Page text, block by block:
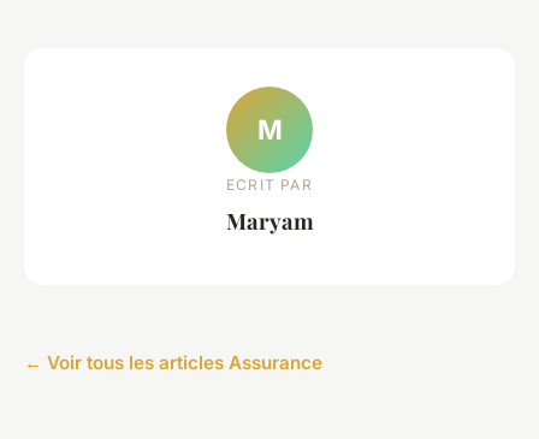
M
ECRIT PAR
Maryam
← Voir tous les articles Assurance